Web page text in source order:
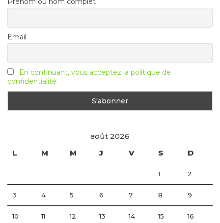
Email
En continuant, vous acceptez la politique de
confidentialité
août 2026
L
M M J V S D
1 2
3 4 5 6 7 8 9
10 11 12 13 14 15 16